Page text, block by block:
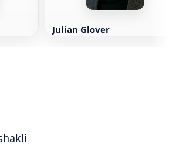
Julian Glover